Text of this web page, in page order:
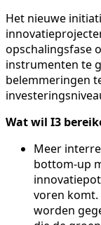
Het nieuwe
opschalingsfase
instrumenten te
belemmeringen
Wat wil I3
Meer
bottom-up
voren
worden